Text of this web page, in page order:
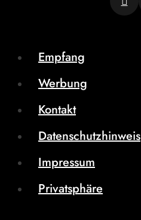
Empfang
Werbung
Kontakt
Datenschutzhinweis
Impressum
Privatsphäre